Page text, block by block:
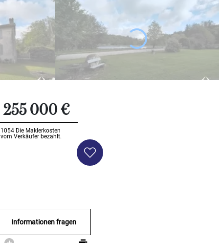
255 000 €
Die Maklerkosten
Verkäufer bezahlt.
Informationen fragen